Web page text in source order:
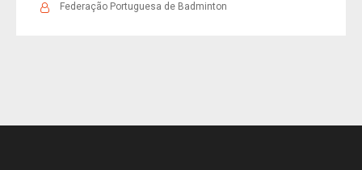
Federação Portuguesa de Badminton